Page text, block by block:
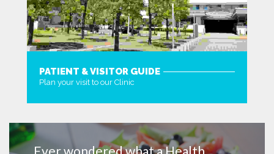
PATIENT & VISITOR GUIDE
Plan your visit to our Clinic
Ever wondered what a Health